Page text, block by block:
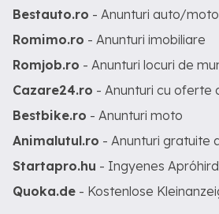
Bestauto.ro - Anunturi auto/moto
Romimo.ro - Anunturi imobiliare
Romjob.ro - Anunturi locuri de
Cazare24.ro - Anunturi cu oferte
Bestbike.ro - Anunturi moto
Animalutul.ro - Anunturi gratuite
Startapro.hu - Ingyenes
Quoka.de - Kostenlose